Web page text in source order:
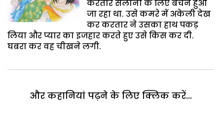
करतार सलीना के लिए बेचैन हुआ
जा रहा था. उसे कमरे में अकेली देख
कर करतार ने उसका हाथ पकड़
लिया और प्यार का इजहार करते हुए उसे किस कर दी.
घबरा कर वह चीखने लगी.
और कहानियां पढ़ने के लिए क्लिक करें...